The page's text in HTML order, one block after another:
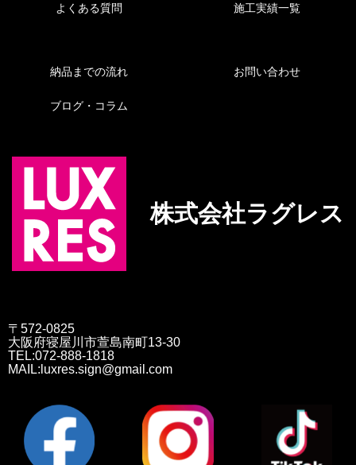
よくある質問 施工実績一覧
納品までの流れ
ブログ・コラム
お問い合わせ
株式会社ラグレス
〒572-0825
大阪府寝屋川市萱島南町13-30
TEL:072-888-1818
MAIL:luxres.sign@gmail.com